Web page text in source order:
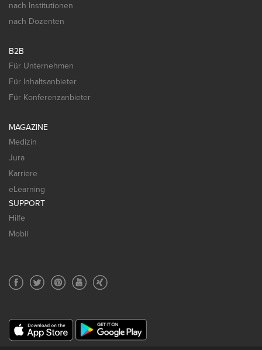
nach Institutionen
nach Dozenten
B2B
Für Unternehmen
Für Inhaltsanbieter
Für Konferenzanbieter
MAGAZINE
Medizin
Jura
Karriere
eLearning
SUPPORT
Hilfe
Mobil